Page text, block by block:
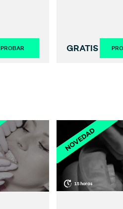
PROBAR GRATIS
15 horas